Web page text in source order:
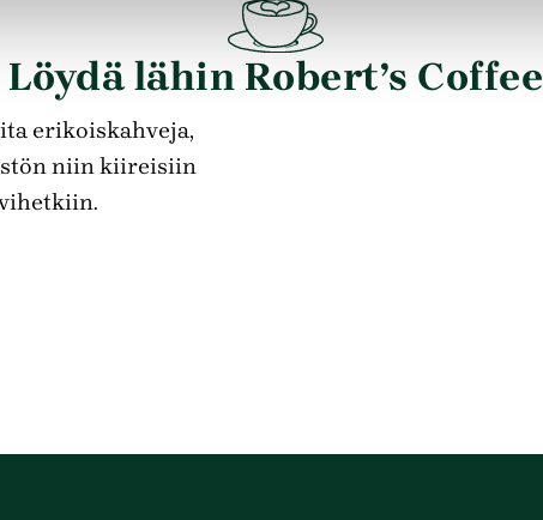
Löydä lähin Robert’s Coffee
erikoiskahveja,
niin kiireisiin